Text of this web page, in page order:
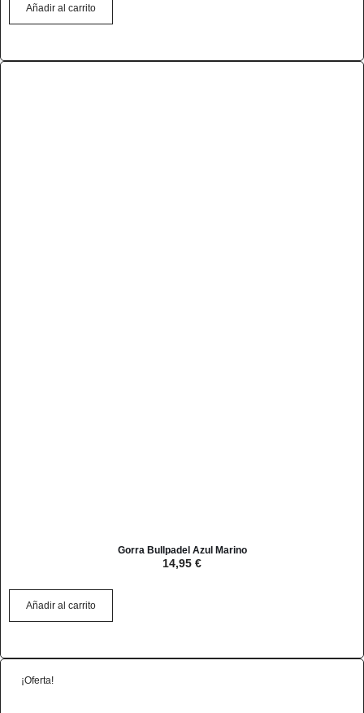
Añadir al carrito
Gorra Bullpadel Azul Marino
14,95 €
Añadir al carrito
¡Oferta!